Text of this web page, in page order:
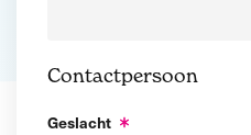
Contactpersoon
Geslacht